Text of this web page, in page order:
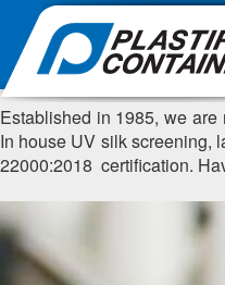
Established in 1985, we are
In house UV silk screening,
22000:2018 certification.